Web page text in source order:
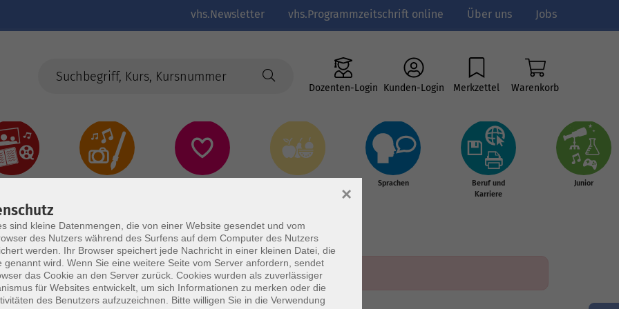
vhs.Newsletter vhs.Programmzeitschrift online Über uns Jobs
Dozenten-Login Kunden-Login Merkzettel Warenkorb
Sprachen
Beruf und
Karriere
Junior
sind kleine Datenmengen, die von einer Website gesendet und vom
des Nutzers während des Surfens auf dem Computer des Nutzers
werden. Ihr Browser speichert jede Nachricht in einer kleinen Datei, die
genannt wird. Wenn Sie eine weitere Seite vom Server anfordern, sendet
das Cookie an den Server zurück. Cookies wurden als zuverlässiger
für Websites entwickelt, um sich Informationen zu merken oder die
des Benutzers aufzuzeichnen. Bitte willigen Sie in die Verwendung
×